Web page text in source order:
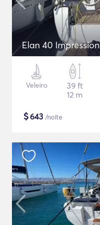
Elan 40 Impression
Veleiro
39 ft
12 m
$643 /noite